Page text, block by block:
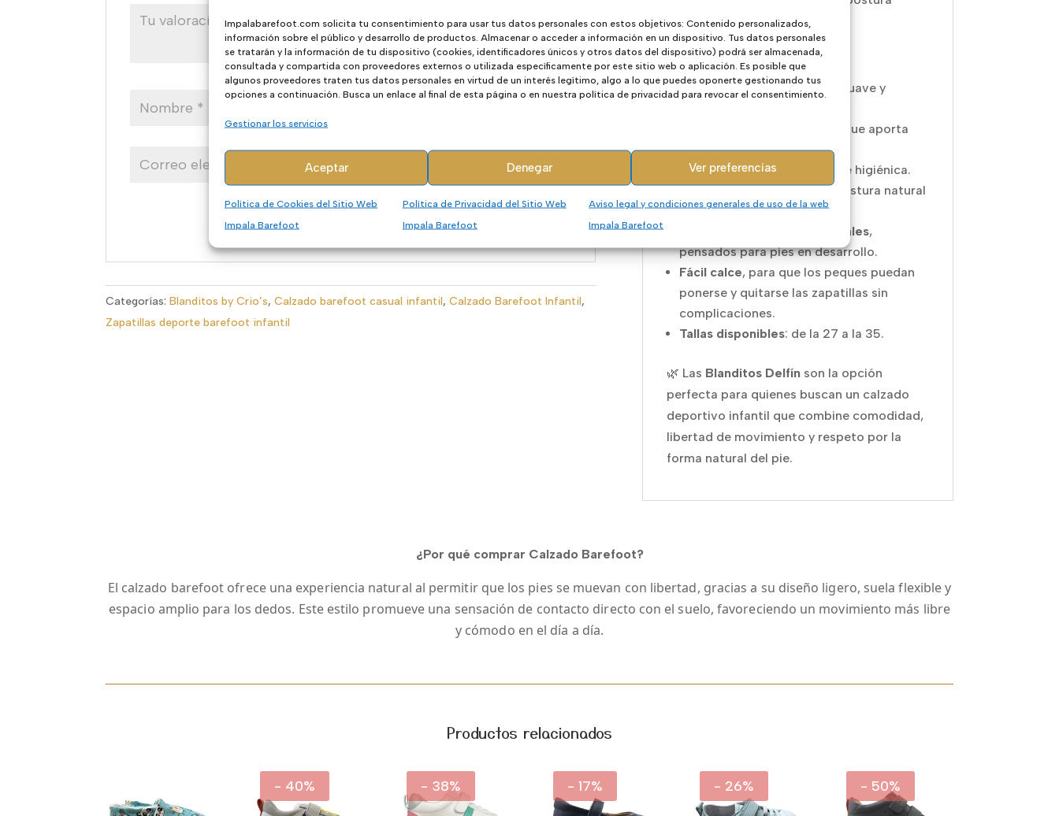
Impalabarefoot.com solicita tu consentimiento para usar tus datos personales con estos objetivos: Contenido personalizados,
información sobre el público y desarrollo de productos. Almacenar o acceder a información en un dispositivo. Tus datos personales
se tratarán y la información de tu dispositivo (cookies, identificadores únicos y otros datos del dispositivo) podrá ser almacenada,
consultada y compartida con proveedores externos o utilizada específicamente por este sitio web o aplicación. Es posible que
algunos proveedores traten tus datos personales en virtud de un interés legítimo, algo a lo que puedes oponerte gestionando tus
opciones a continuación. Busca un enlace al final de esta página o en nuestra política de privacidad para revocar el consentimiento.
Gestionar los servicios
Aceptar Denegar Ver preferencias
Política de Cookies del Sitio Web
Impala Barefoot
Política de Privacidad del Sitio Web
Impala Barefoot
Aviso legal y condiciones generales de uso de la web
Impala Barefoot
Categorías: Blanditos by Crio’s,Calzado barefoot casual infantil,Calzado Barefoot Infantil,
Zapatillas deporte barefoot infantil
natural y saludable.
✨Características principales:
Exterior encuero y serraje
suave y
, lo que aporta
ligereza y flexibilidad total.
Plantilla extraíble
, práctica e higiénica.
Cero drop, respetando la postura natural
del cuerpo.
Máxima suavidad de materiales,
pensados para pies en desarrollo.
Fácil calce, para que los peques puedan
ponerse y quitarse las zapatillas sin
complicaciones.
Tallas disponibles: de la 27 a la 35.
🌿 Las Blanditos Delfínson la opción
perfecta para quienes buscan un calzado
deportivo infantil que combine comodidad,
libertad de movimiento y respeto por la
forma natural del pie.
¿Por qué comprar Calzado Barefoot?
El calzado barefoot ofrece una experiencia natural al permitir que los pies se muevan con libertad, gracias a su diseño ligero, suela flexible y
espacio amplio para los dedos. Este estilo promueve una sensación de contacto directo con el suelo, favoreciendo un movimiento más libre
y cómodo en el día a día.
Productos relacionados
- 40% - 38% - 17% - 26% - 50%